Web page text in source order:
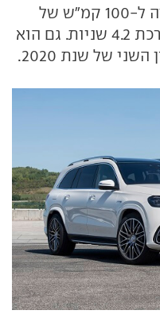
קיימות בתפריט ואילו ההאצה ל-100 קמ"ש של
רכב הפנאי גדול המימדים אורכת 4.2 שניות. גם הוא
של שנת 2020.